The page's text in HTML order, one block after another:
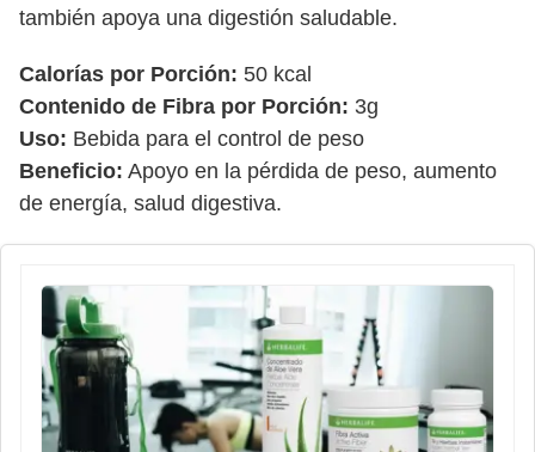
también apoya una digestión saludable.
Calorías por Porción: 50 kcal
Contenido de Fibra por Porción: 3g
Uso: Bebida para el control de peso
Beneficio: Apoyo en la pérdida de peso, aumento
de energía, salud digestiva.